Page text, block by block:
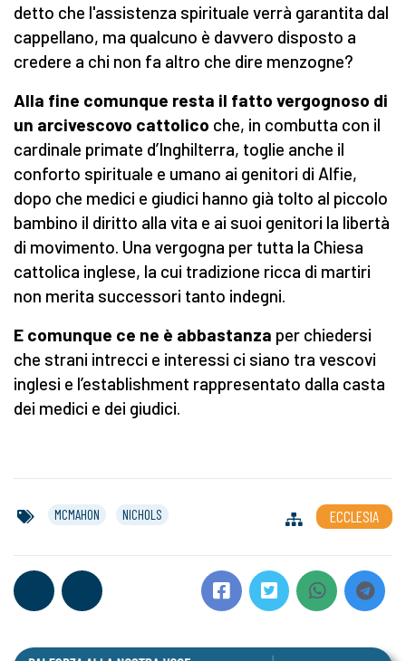
detto che l'assistenza spirituale verrà garantita dal
cappellano, ma qualcuno è davvero disposto a
credere a chi non fa altro che dire menzogne?
Alla fine comunque resta il fatto vergognoso di
un arcivescovo cattolico che, in combutta con il
cardinale primate d’Inghilterra, toglie anche il
conforto spirituale e umano ai genitori di Alfie,
dopo che medici e giudici hanno già tolto al piccolo
bambino il diritto alla vita e ai suoi genitori la libertà
di movimento. Una vergogna per tutta la Chiesa
cattolica inglese, la cui tradizione ricca di martiri
non merita successori tanto indegni.
E comunque ce ne è abbastanza per chiedersi
che strani intrecci e interessi ci siano tra vescovi
inglesi e l’establishment rappresentato dalla casta
dei medici e dei giudici.
MCMAHON NICHOLS ECCLESIA